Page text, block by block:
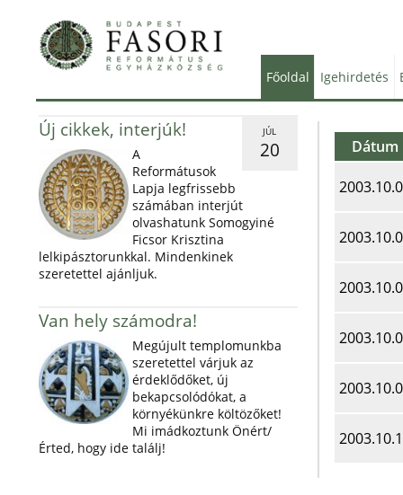
Főoldal Igehirdetés
JÚL
20
Új cikkek, interjúk!
A
Reformátusok
Lapja legfrissebb
számában interjút
olvashatunk Somogyiné
Ficsor Krisztina
lelkipásztorunkkal. Mindenkinek
szeretettel ajánljuk.
Van hely számodra!
Megújult templomunkba
szeretettel várjuk az
érdeklődőket, új
bekapcsolódókat, a
környékünkre költözőket!
Mi imádkoztunk Önért/
Érted, hogy ide találj!
Dátum